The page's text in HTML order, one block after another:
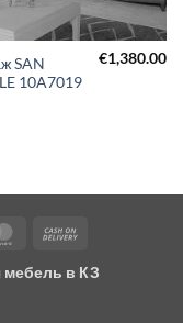
SAN
10A7019
€1,380.00
MasterCard
Delivery
мебель в КЗ